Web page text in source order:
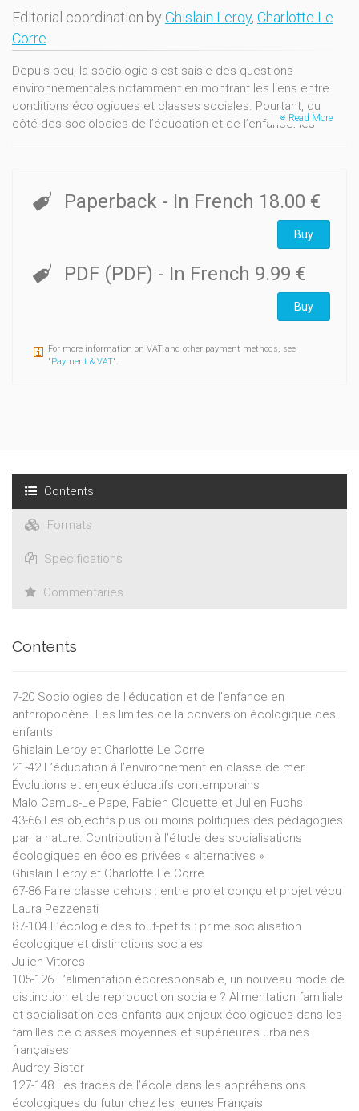
Editorial coordination by Ghislain Leroy, Charlotte Le
Corre
Depuis peu, la sociologie s'est saisie des questions
environnementales notamment en montrant les liens entre
conditions écologiques et classes sociales. Pourtant, du
côté des sociologies de l’éducation et de l’enfance, les
d’anthropocène et de dégradation environnementale. Au-delà
de représentations messianiques et romantisées d’une
génération émergente d’enfants prêts à se saisir de cette
question, il s’agit d’étudier les parcours de socialisation
enfantine sur ces enjeux, en interrogeant le rôle des familles
et des institutions éducatives, dont l’école, dans la fabrique
Read More
Paperback - In French 18.00 €
Buy
PDF (PDF) - In French 9.99 €
Buy
For more information on VAT and other payment methods, see
"Payment & VAT".
Contents
Formats
Specifications
Commentaries
Contents
7-20 Sociologies de l'éducation et de l’enfance en
anthropocène. Les limites de la conversion écologique des
enfants
Ghislain Leroy et Charlotte Le Corre
21-42 L’éducation à l’environnement en classe de mer.
Évolutions et enjeux éducatifs contemporains
Malo Camus-Le Pape, Fabien Clouette et Julien Fuchs
43-66 Les objectifs plus ou moins politiques des pédagogies
par la nature. Contribution à l’étude des socialisations
écologiques en écoles privées « alternatives »
Ghislain Leroy et Charlotte Le Corre
67-86 Faire classe dehors : entre projet conçu et projet vécu
Laura Pezzenati
87-104 L’écologie des tout-petits : prime socialisation
écologique et distinctions sociales
Julien Vitores
105-126 L’alimentation écoresponsable, un nouveau mode de
distinction et de reproduction sociale ? Alimentation familiale
et socialisation des enfants aux enjeux écologiques dans les
familles de classes moyennes et supérieures urbaines
françaises
Audrey Bister
127-148 Les traces de l’école dans les appréhensions
écologiques du futur chez les jeunes Français